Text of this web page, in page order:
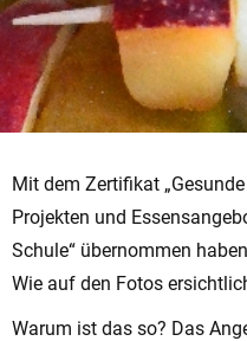
Mit dem Zertifikat
Projekten und
Schule“ übernommen
Wie auf den Fotos
Warum ist das so? Das